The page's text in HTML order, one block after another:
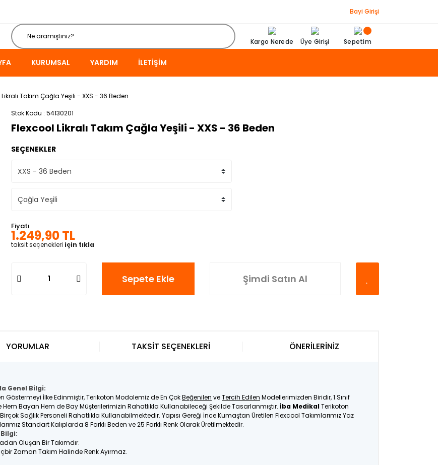
Bayi Girişi
Kargo Nerede Üye Girişi Sepetim
KURUMSAL YARDIM İLETIŞIM
Takım Çağla Yeşili - XXS - 36 Beden
Stok Kodu 54130201
Flexcool Likralı Takım Çağla Yeşili - XXS - 36 Beden
SEÇENEKLER
Fiyatı
1.249,90 TL
taksit seçenekleri için tıkla
Sepete Ekle Şimdi Satın Al
Genel Bilgi:
Göstermeyi İlke Edinmiştir, Terikoton Modolemiz de En ÇokBeğenilen veTercih Edilen Modellerimizden Biridir, 1 Sınıf
Bayan Hem de Bay Müşterilerimizin Rahatlıkla Kullanabileceği Şekilde Tasarlanmıştır. İba MedikalTerikoton
Sağlık Personeli Rahatlıkla Kullanabilmektedir. Yapısı Gereği İnce Kumaştan Üretilen Flexcool Takımlarımız Yaz
Standart Kalıplarda 8 Farklı Beden ve 25 Farklı Renk Olarak Üretilmektedir.
Oluşan Bir Takımdır.
Zaman Takım Halinde Renk Ayırmaz.
YORUMLAR TAKSİT SEÇENEKLERİ ÖNERİLERİNİZ